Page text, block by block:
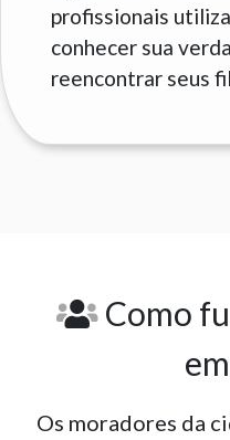
profissionais
conhecer sua
reencontrar seus
Como
Os moradores da